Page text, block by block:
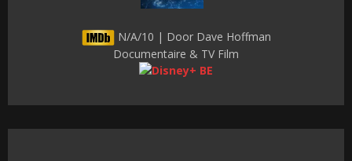
N/A/10 | Door Dave Hoffman
Documentaire & TV Film